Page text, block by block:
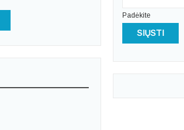
Padėkite
SIŲSTI